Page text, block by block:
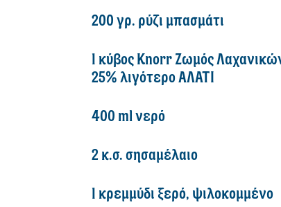
200 γρ. ρύζι μπασμάτι
1 κύβος Knorr Ζωμός
25% λιγότερο ΑΛΑΤΙ
400 ml νερό
2 κ.σ. σησαμέλαιο
1 κρεμμύδι ξερό, ψιλοκομμένο